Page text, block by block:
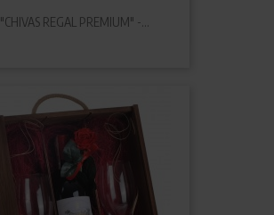
"CHIVAS REGAL PREMIUM" -...